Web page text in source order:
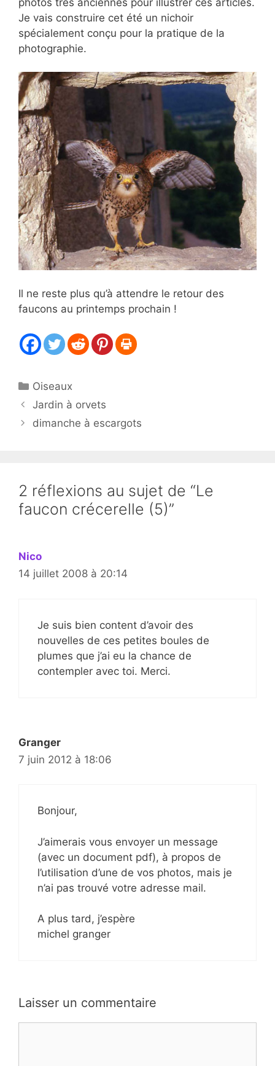
Je vais construire cet été un nichoir
spécialement conçu pour la pratique de la
photographie.
Il ne reste plus qu’à attendre le retour des
faucons au printemps prochain !
Catégories
Oiseaux
Jardin à orvets
dimanche à escargots
2 réflexions au sujet de “Le
faucon crécerelle (5)”
Nico
14 juillet 2008 à 20:14
Je suis bien content d’avoir des
nouvelles de ces petites boules de
plumes que j’ai eu la chance de
contempler avec toi. Merci.
Granger
7 juin 2012 à 18:06
Bonjour,
J’aimerais vous envoyer un message
(avec un document pdf), à propos de
l’utilisation d’une de vos photos, mais je
n’ai pas trouvé votre adresse mail.
A plus tard, j’espère
michel granger
Laisser un commentaire